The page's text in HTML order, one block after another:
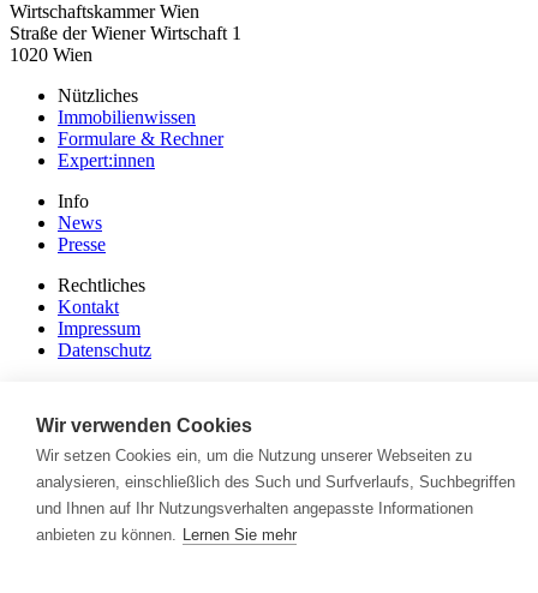
Wirtschaftskammer Wien
Straße der Wiener Wirtschaft 1
1020 Wien
Nützliches
Immobilienwissen
Formulare & Rechner
Expert:innen
Info
News
Presse
Rechtliches
Kontakt
Impressum
Datenschutz
Facebook Instagram
Wir verwenden Cookies
Wir setzen Cookies ein, um die Nutzung unserer Webseiten zu
analysieren, einschließlich des Such und Surfverlaufs, Suchbegriffen
und Ihnen auf Ihr Nutzungsverhalten angepasste Informationen
anbieten zu können. Lernen Sie mehr